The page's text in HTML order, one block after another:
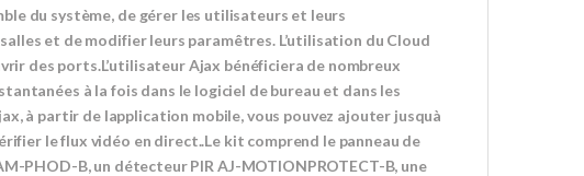
du système, de gérer les utilisateurs et leurs
et de modifier leurs paramêtres. L’utilisation du Cloud
des ports.L’utilisateur Ajax bénéficiera de nombreux
à la fois dans le logiciel de bureau et dans les
à partir de lapplication mobile, vous pouvez ajouter jusquà
le flux vidéo en direct..Le kit comprend le panneau de
PHOD-B, un détecteur PIR AJ-MOTIONPROTECT-B, une